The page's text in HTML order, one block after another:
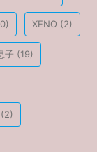
XENO (2)
子 (19)
(2)